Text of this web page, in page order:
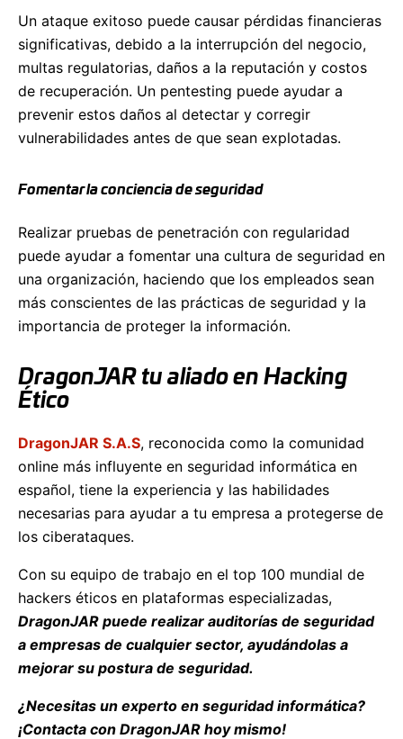
Un ataque exitoso puede causar pérdidas financieras
significativas, debido a la interrupción del negocio,
multas regulatorias, daños a la reputación y costos
de recuperación. Un pentesting puede ayudar a
prevenir estos daños al detectar y corregir
vulnerabilidades antes de que sean explotadas.
Fomentar la conciencia de seguridad
Realizar pruebas de penetración con regularidad
puede ayudar a fomentar una cultura de seguridad en
una organización, haciendo que los empleados sean
más conscientes de las prácticas de seguridad y la
importancia de proteger la información.
DragonJAR tu aliado en Hacking
Ético
DragonJAR S.A.S, reconocida como la comunidad
online más influyente en seguridad informática en
español, tiene la experiencia y las habilidades
necesarias para ayudar a tu empresa a protegerse de
los ciberataques.
Con su equipo de trabajo en el top 100 mundial de
hackers éticos en plataformas especializadas,
DragonJAR puede realizar auditorías de seguridad
a empresas de cualquier sector, ayudándolas a
mejorar su postura de seguridad.
¿Necesitas un experto en seguridad informática?
¡Contacta con DragonJAR hoy mismo!